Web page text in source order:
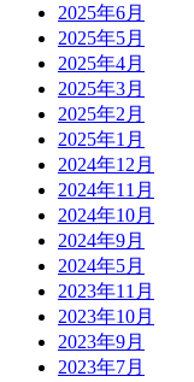
2025年6月
2025年5月
2025年4月
2025年3月
2025年2月
2025年1月
2024年12月
2024年11月
2024年10月
2024年9月
2024年5月
2023年11月
2023年10月
2023年9月
2023年7月